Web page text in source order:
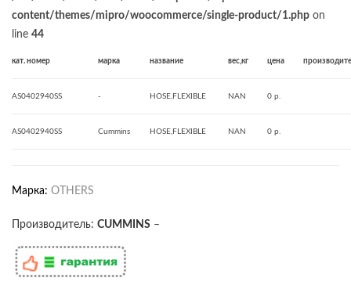
content/themes/mipro/woocommerce/single-product/1.php on
line 44
кат. номер марка название вес,кг цена
AS0402940SS - HOSE,FLEXIBLE NAN 0 р.
AS0402940SS Cummins HOSE,FLEXIBLE NAN 0 р.
Марка: OTHERS
Производитель: CUMMINS –